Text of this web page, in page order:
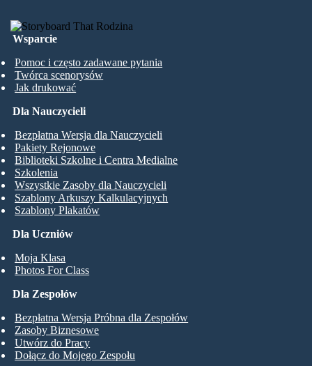
Wsparcie
Pomoc i często zadawane pytania
Twórca scenorysów
Jak drukować
Dla Uczniów
Moja Klasa
Photos For Class
Dla Nauczycieli
Bezpłatna Wersja dla Nauczycieli
Pakiety Rejonowe
Biblioteki Szkolne i Centra Medialne
Szkolenia
Wszystkie Zasoby dla Nauczycieli
Szablony Arkuszy Kalkulacyjnych
Szablony Plakatów
Dla Zespołów
Bezpłatna Wersja Próbna dla Zespołów
Zasoby Biznesowe
Utwórz do Pracy
Dołącz do Mojego Zespołu